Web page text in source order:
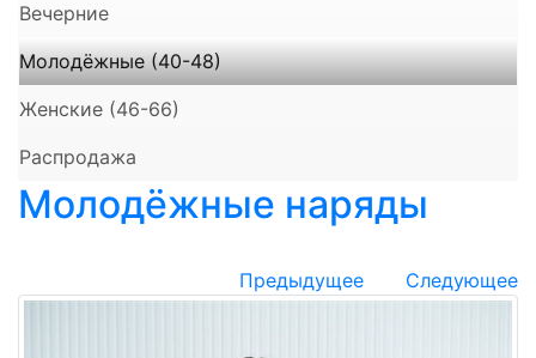
Вечерние
Молодёжные (40-48)
Женские (46-66)
Распродажа
Молодёжные наряды
Предыдущее Следующее